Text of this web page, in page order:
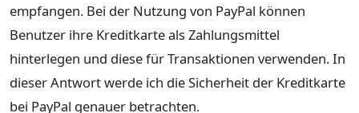
empfangen. Bei der Nutzung von PayPal können
Benutzer ihre Kreditkarte als Zahlungsmittel
hinterlegen und diese für Transaktionen verwenden. In
dieser Antwort werde ich die Sicherheit der Kreditkarte
bei PayPal genauer betrachten.